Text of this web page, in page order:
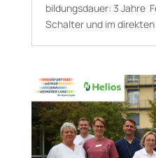
bildungs­dauer: 3 Jahre
Schalter und im